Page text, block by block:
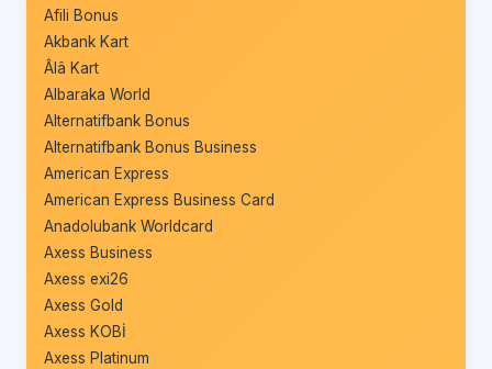
Afili Bonus
Akbank Kart
Âlâ Kart
Albaraka World
Alternatifbank Bonus
Alternatifbank Bonus Business
American Express
American Express Business Card
Anadolubank Worldcard
Axess Business
Axess exi26
Axess Gold
Axess KOBİ
Axess Platinum